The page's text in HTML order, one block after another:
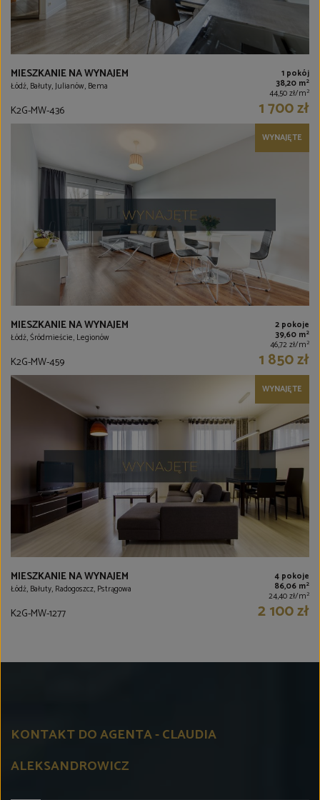
MIESZKANIE NA WYNAJEM
Łódź, Bałuty, Julianów, Bema
1 pokój
38,20 m2
44,50 zł/m2
K2G-MW-436 1 700 zł
WYNAJĘTE
MIESZKANIE NA WYNAJEM
Łódź, Śródmieście, Legionów
2 pokoje
39,60 m2
46,72 zł/m2
K2G-MW-459 1 850 zł
WYNAJĘTE
MIESZKANIE NA WYNAJEM
Łódź, Bałuty, Radogoszcz, Pstrągowa
4 pokoje
86,06 m2
24,40 zł/m2
K2G-MW-1277 2 100 zł
KONTAKT DO AGENTA - CLAUDIA
ALEKSANDROWICZ